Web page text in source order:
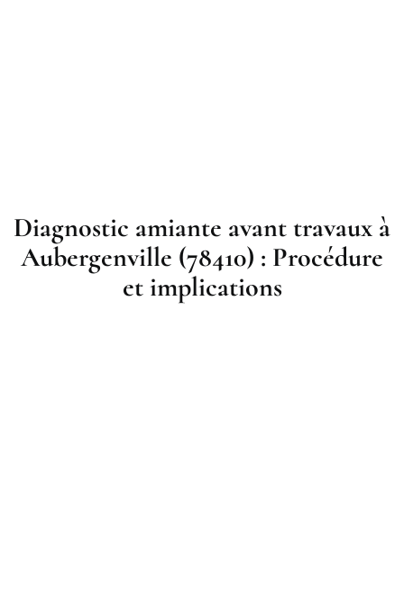
Diagnostic amiante avant travaux à
Aubergenville (78410) : Procédure
et implications